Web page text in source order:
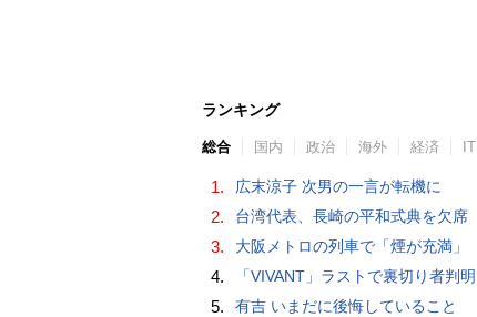
ランキング
総合 国内 政治 海外 経済 IT
1. 広末涼子 次男の一言が転機に
2. 台湾代表、長崎の平和式典を欠席
3. 大阪メトロの列車で「煙が充満」
4. 「VIVANT」ラストで裏切り者判明
5. 有吉 いまだに後悔していること